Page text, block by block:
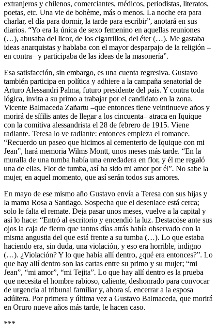
extranjeros y chilenos, comerciantes, médicos, periodistas, literatos,
poetas, etc. Una vie de bohème, más o menos. La noche era para
charlar, el día para dormir, la tarde para escribir”, anotará en sus
diarios. “Yo era la única de sexo femenino en aquellas reuniones
(…), abusaba del licor, de los cigarrillos, del éter (…). Me gastaba
ideas anarquistas y hablaba con el mayor desparpajo de la religión –
en contra– y participaba de las ideas de la masonería”.
Esa satisfacción, sin embargo, es una cuenta regresiva. Gustavo
también participa en política y adhiere a la campaña senatorial de
Arturo Alessandri Palma, futuro presidente del país. Y contra toda
lógica, invita a su primo a trabajar por el candidato en la zona.
Vicente Balmaceda Zañartu –que entonces tiene veintinueve años y
morirá de sífilis antes de llegar a los cincuenta– atraca en Iquique
con la comitiva alessandrista el 28 de febrero de 1915. Viene
radiante. Teresa lo ve radiante: entonces empieza el romance.
“Recuerdo un paseo que hicimos al cementerio de Iquique con mi
Jean”, hará memoria Wilms Montt, unos meses más tarde. “En la
muralla de una tumba había una enredadera en flor, y él me regaló
una de ellas. Flor de tumba, así ha sido mi amor por él”. No sabe la
mujer, en aquel momento, que así serán todos sus amores.
En mayo de ese mismo año Gustavo envía a Teresa con sus hijas y
la mama Rosa a Santiago. Sospecha que el desenlace está cerca;
solo le falta el remate. Deja pasar unos meses, vuelve a la capital y
así lo hace: “Entró al escritorio y encendió la luz. Destacóse ante sus
ojos la caja de fierro que tantos días atrás había observado con la
misma angustia del que está frente a su tumba (…). Lo que estaba
haciendo era, sin duda, una violación, y eso era horrible, indigno
(…). ¿Violación? Y lo que había allí dentro, ¿qué era entonces?”. Lo
que hay allí dentro son las cartas entre su primo y su mujer; “mi
Jean”, “mi amor”, “mi Tejita”. Lo que hay allí dentro es la prueba
que necesita el hombre rabioso, caliente, deshonrado para convocar
de urgencia al tribunal familiar y, ahora sí, encerrar a la esposa
adúltera. Por primera y última vez a Gustavo Balmaceda, que morirá
en Oruro nueve años más tarde, le hacen caso.
***